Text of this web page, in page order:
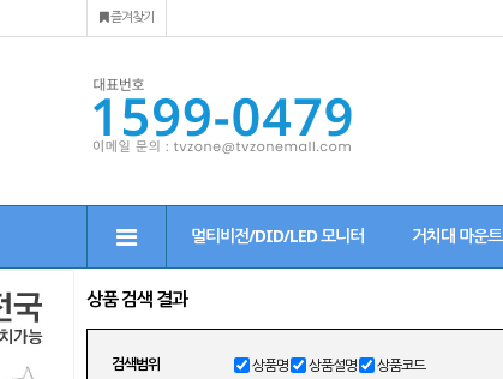
즐겨찾기
멀티비전/DID/LED 모니터 거치대 마운트
상품 검색 결과
검색범위 상품명 상품설명
상품코드